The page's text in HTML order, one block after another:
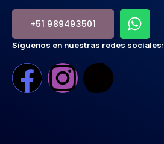
+51 989493501
Síguenos en nuestras redes sociales: